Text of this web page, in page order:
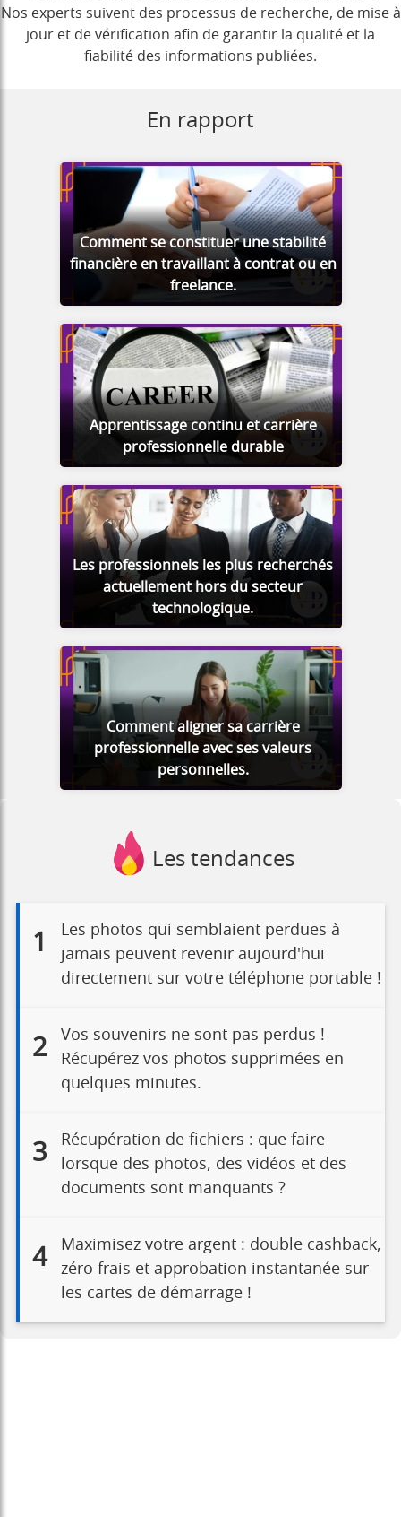
Nos experts suivent des processus de recherche, de mise à
jour et de vérification afin de garantir la qualité et la
fiabilité des informations publiées.
En rapport
Comment se constituer une stabilité
financière en travaillant à contrat ou en
freelance.
Apprentissage continu et carrière
professionnelle durable
Les professionnels les plus recherchés
actuellement hors du secteur
technologique.
Comment aligner sa carrière
professionnelle avec ses valeurs
personnelles.
Les tendances
1
Les photos qui semblaient perdues à
jamais peuvent revenir aujourd'hui
directement sur votre téléphone portable !
2
Vos souvenirs ne sont pas perdus !
Récupérez vos photos supprimées en
quelques minutes.
3
Récupération de fichiers : que faire
lorsque des photos, des vidéos et des
documents sont manquants ?
4
Maximisez votre argent : double cashback,
zéro frais et approbation instantanée sur
les cartes de démarrage !